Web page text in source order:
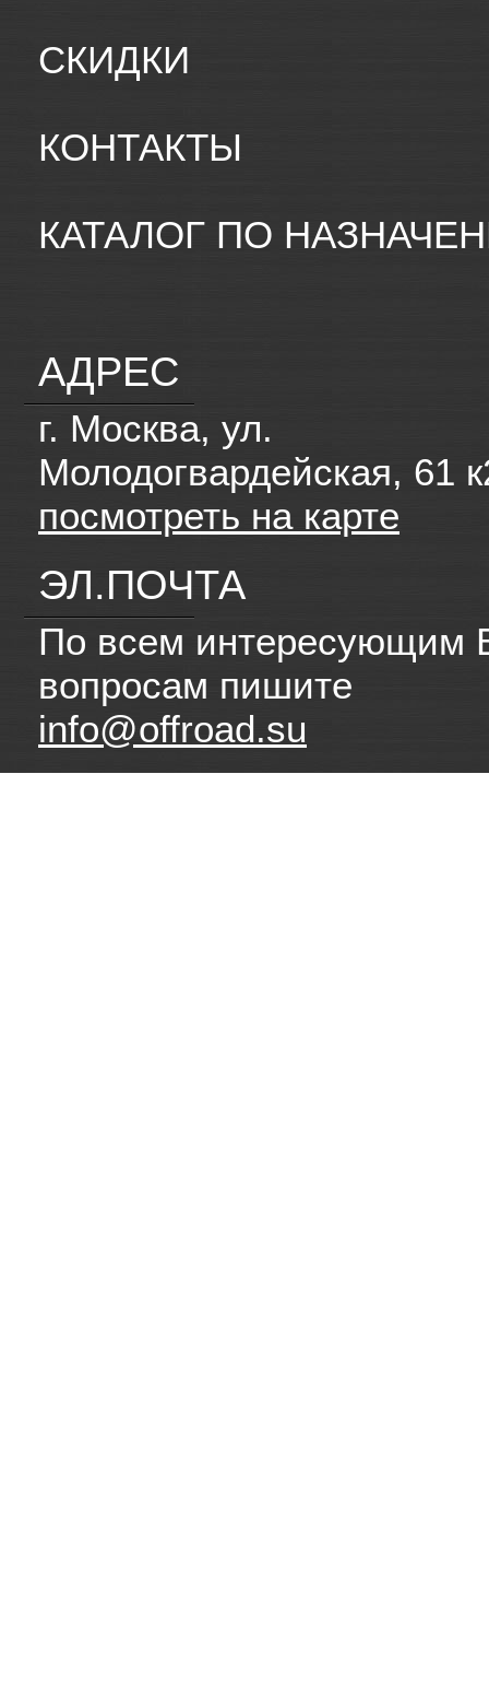
СКИДКИ
КОНТАКТЫ
КАТАЛОГ ПО
АДРЕС
г. Москва, ул.
Молодогвардейская, 61
посмотреть на карте
ЭЛ.ПОЧТА
По всем интересующим
вопросам пишите
info@offroad.su